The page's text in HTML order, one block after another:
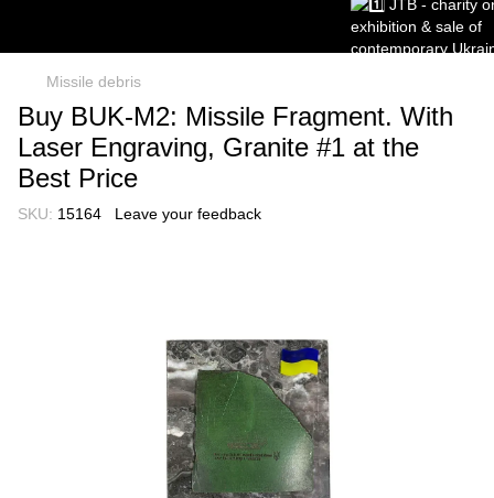
Missile debris
Buy BUK-M2: Missile Fragment. With
Laser Engraving, Granite #1 at the
Best Price
SKU: 15164 Leave your feedback